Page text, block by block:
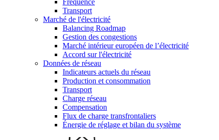
Fréquence
Transport
Marché de l'électricité
Balancing Roadmap
Gestion des congestions
Marché intérieur européen de l’électricité
Accord sur l'électricité
Données de réseau
Indicateurs actuels du réseau
Production et consommation
Transport
Charge réseau
Compensation
Flux de charge transfrontaliers
Énergie de réglage et bilan du système